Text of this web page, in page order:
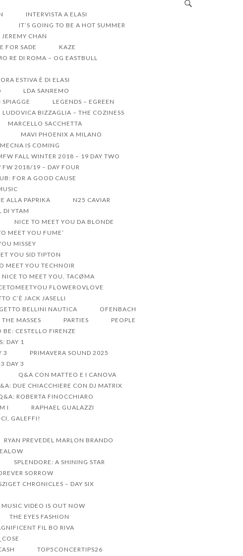
INTERVISTA A ELASI
IT’S GOING TO BE A HOT SUMMER
JEREMY CHAN
FOR SADE
KAZE
RE DI ROMA – OG EASTBULL
ESTIVA È DI ELASI
LDA SANREMO
LEGENDS – EGREEN
LUDOVICA BIZZAGLIA – THE COZINESS
MARCELLO SACCHETTA
MAVI PHOENIX A MILANO
MECNA IS COMING
FALL WINTER 2018 – 19 DAY TWO
FW 2018/19 – DAY FOUR
FOR A GOOD CAUSE
ALLA PAPRIKA
N25 CAVIAR
DI YTAM
NICE TO MEET YOU DA BLONDE
MEET YOU FUME’
MISSEY
YOU SID TIPTON
MEET YOU TECHNOIR
NICE TO MEET YOU, TACØMA
FLOWEROVLOVE
C’È JACK JASELLI
BELLINI NAUTICA
OFENBACH
MASSES PARTIES
PEOPLE
BE: CESTELLO FIRENZE
DAY 1
3
PRIMAVERA SOUND 2025
DAY 3
Q&A CON MATTEO E I CANOVA
DUE CHIACCHIERE CON DJ MATRIX
ROBERTA FINOCCHIARO
I
RAPHAEL GUALAZZI
GALEFFI!
RYAN PREVEDEL MARLON BRANDO
SPLENDORE: A SHINING STAR
SORROW
CHRONICLES – DAY SIX
MUSIC VIDEO IS OUT NOW
THE EYES FASHION
FIL BO RIVA
TOP5CONCERTIPS26